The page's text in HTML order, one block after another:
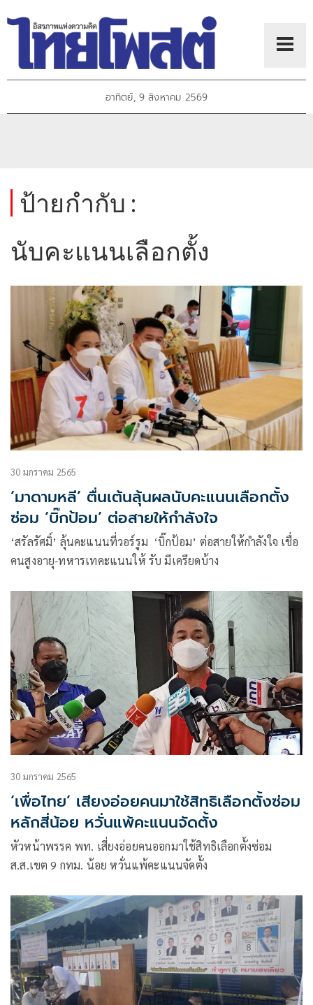
อาทิตย์, 9 สิงหาคม 2569
ป้ายกำกับ :
นับคะแนนเลือกตั้ง
30 มกราคม 2565
‘มาดามหลี’ ตื่นเต้นลุ้นผลนับคะแนนเลือกตั้ง
ซ่อม ‘บิ๊กป้อม’ ต่อสายให้กำลังใจ
‘สรัลรัศมิ์’ ลุ้นคะแนนที่วอร์รูม​ ‘บิ๊กป้อม’ ต่อสายให้กำลังใจ​ เชื่อ
คนสูงอายุ-ทหารเทคะแนนให้​ รับ มีเครียดบ้าง
30 มกราคม 2565
‘เพื่อไทย’ เสียงอ่อยคนมาใช้สิทธิเลือกตั้งซ่อม
หลักสี่น้อย หวั่นแพ้คะแนนจัดตั้ง
หัวหน้าพรรค พท. เสี่ยงอ่อยคนออกมาใช้สิทธิเลือกตั้งซ่อม
ส.ส.เขต 9 กทม. น้อย หวั่นแพ้คะแนนจัดตั้ง